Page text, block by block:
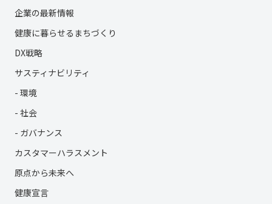
企業の最新情報
健康に暮らせるまちづくり
DX戦略
サスティナビリティ
- 環境
- 社会
- ガバナンス
カスタマーハラスメント
原点から未来へ
健康宣言